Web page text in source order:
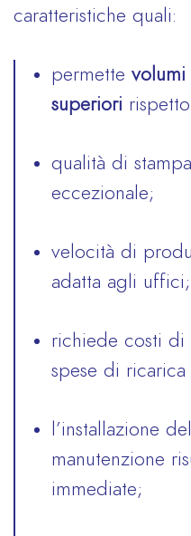
caratteristiche quali:
permette volumi
superiori
qualità di
eccezionale;
velocità di
adatta agli uffici;
richiede costi di
spese di
l’installazione
manutenzione
immediate;